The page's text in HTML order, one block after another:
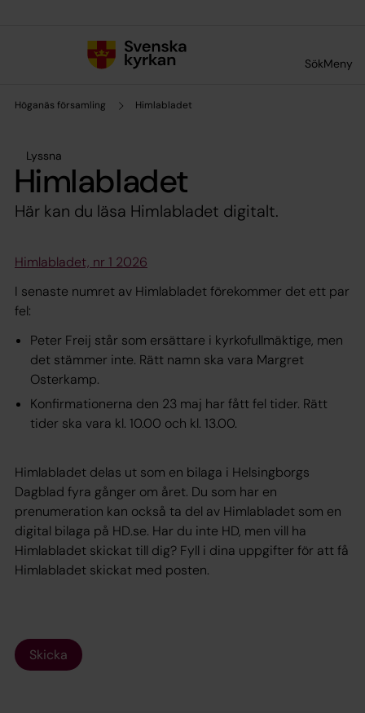
SökMeny
Höganäs församling Himlabladet
Lyssna
Himlabladet
Här kan du läsa Himlabladet digitalt.
Himlabladet, nr 1 2026
I senaste numret av Himlabladet förekommer det ett par
fel:
Peter Freij står som ersättare i kyrkofullmäktige, men
det stämmer inte. Rätt namn ska vara Margret
Osterkamp.
Konfirmationerna den 23 maj har fått fel tider. Rätt
tider ska vara kl. 10.00 och kl. 13.00.
Himlabladet delas ut som en bilaga i Helsingborgs
Dagblad fyra gånger om året. Du som har en
prenumeration kan också ta del av Himlabladet som en
digital bilaga på HD.se. Har du inte HD, men vill ha
Himlabladet skickat till dig? Fyll i dina uppgifter för att få
Himlabladet skickat med posten.
Skicka